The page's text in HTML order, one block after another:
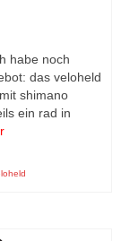
habe noch
das veloheld
shimano
ein rad in